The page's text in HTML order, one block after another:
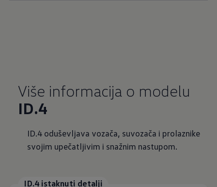
Više informacija o modelu
ID.4
ID.4 oduševljava vozača, suvozača i prolaznike
svojim upečatljivim i snažnim nastupom.
ID.4 istaknuti detalji